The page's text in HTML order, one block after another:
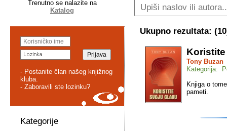
Trenutno se nalazite na
Katalog
- Postanite član našeg knjižnog
kluba.
- Zaboravili ste lozinku?
Kategorije
Ukupno rezultata: (10
Tony Buzan
Kategorija:
Knjiga o
pameti.